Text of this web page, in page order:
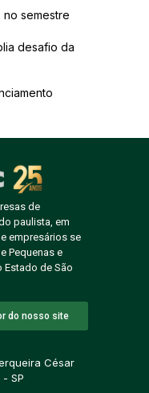
no semestre
desafio da
de
paulista, em
empresários se
Pequenas e
Estado de São
do nosso site
César
- SP